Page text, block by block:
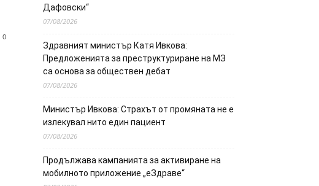
0
Дафовски“
07/08/2026
Здравният министър Катя Ивкова:
Предложенията за преструктуриране на МЗ
са основа за обществен дебат
07/08/2026
Министър Ивкова: Страхът от промяната не е
излекувал нито един пациент
07/08/2026
Продължава кампанията за активиране на
мобилното приложение „еЗдраве“